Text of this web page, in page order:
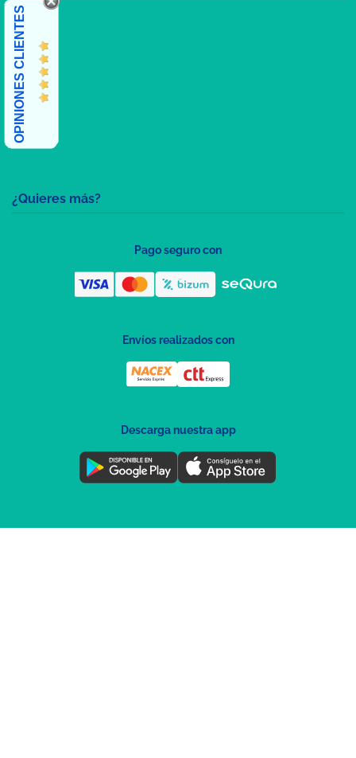
¿Quieres más?
OPINIONES CLIENTES
Pago seguro con
Envíos realizados con
Descarga nuestra app